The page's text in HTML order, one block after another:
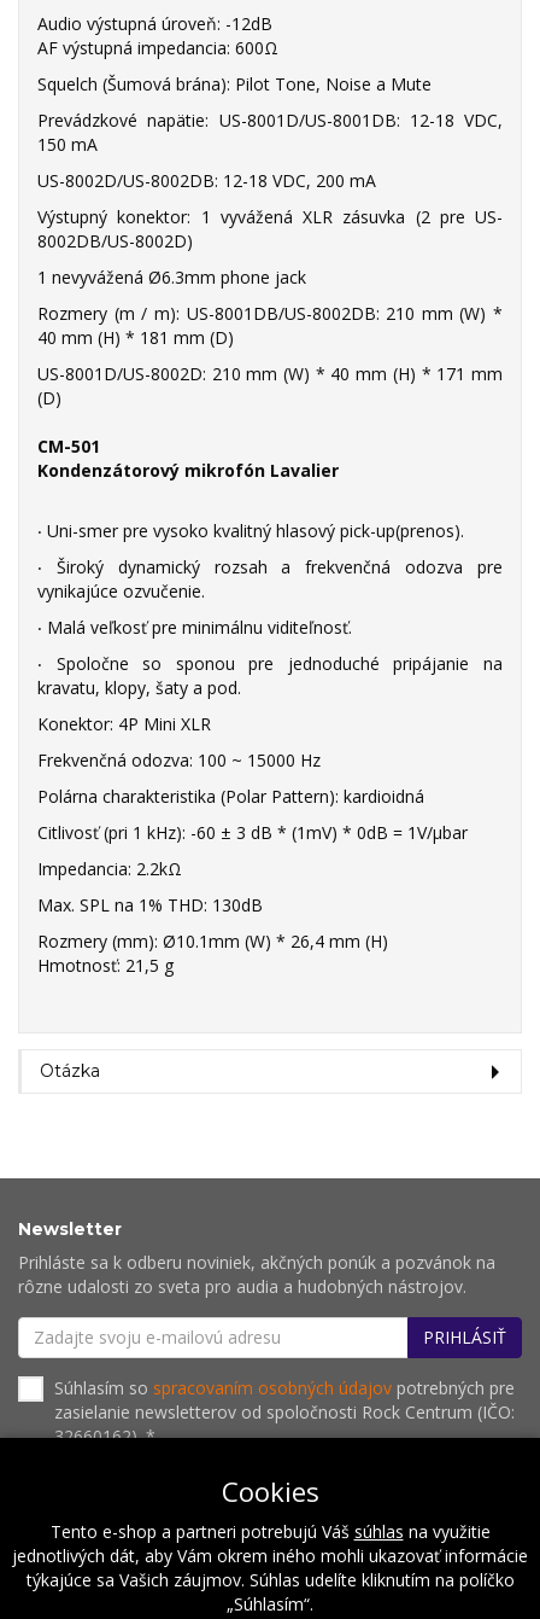
Audio výstupná úroveň: -12dB
AF výstupná impedancia: 600Ω
Squelch (Šumová brána): Pilot Tone, Noise a Mute
Prevádzkové napätie: US-8001D/US-8001DB: 12-18 VDC,
150 mA
US-8002D/US-8002DB: 12-18 VDC, 200 mA
Výstupný konektor: 1 vyvážená XLR zásuvka (2 pre US-
8002DB/US-8002D)
1 nevyvážená Ø6.3mm phone jack
Rozmery (m / m): US-8001DB/US-8002DB: 210 mm (W) *
40 mm (H) * 181 mm (D)
US-8001D/US-8002D: 210 mm (W) * 40 mm (H) * 171 mm
(D)
CM-501
Kondenzátorový mikrofón Lavalier
‧ Uni-smer pre vysoko kvalitný hlasový pick-up(prenos).
‧ Široký dynamický rozsah a frekvenčná odozva pre
vynikajúce ozvučenie.
‧ Malá veľkosť pre minimálnu viditeľnosť.
‧ Spoločne so sponou pre jednoduché pripájanie na
kravatu, klopy, šaty a pod.
Konektor: 4P Mini XLR
Frekvenčná odozva: 100 ~ 15000 Hz
Polárna charakteristika (Polar Pattern): kardioidná
Citlivosť (pri 1 kHz): -60 ± 3 dB * (1mV) * 0dB = 1V/μbar
Impedancia: 2.2kΩ
Max. SPL na 1% THD: 130dB
Rozmery (mm): Ø10.1mm (W) * 26,4 mm (H)
Hmotnosť: 21,5 g
Otázka
Newsletter
Prihláste sa k odberu noviniek, akčných ponúk a pozvánok na
rôzne udalosti zo sveta pro audia a hudobných nástrojov.
PRIHLÁSIŤ
Súhlasím so spracovaním osobných údajov potrebných pre
zasielanie newsletterov od spoločnosti Rock Centrum (IČO:
32660162). *
O nás Naše hodnoty Inštalácie
Referencie
Kalendár podujatí
Kontakt
Cookies
Tento e-shop a partneri potrebujú Váš súhlas na využitie
jednotlivých dát, aby Vám okrem iného mohli ukazovať informácie
týkajúce sa Vašich záujmov. Súhlas udelíte kliknutím na políčko
„Súhlasím“.